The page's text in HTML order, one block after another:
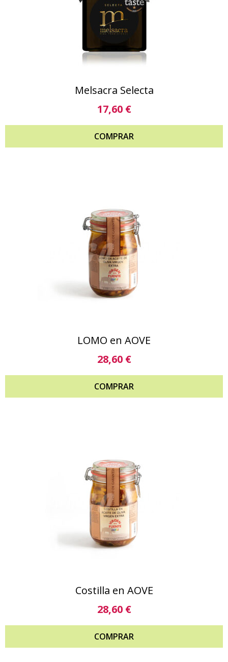
Melsacra Selecta
17,60 €
COMPRAR
LOMO en AOVE
28,60 €
COMPRAR
Costilla en AOVE
28,60 €
COMPRAR